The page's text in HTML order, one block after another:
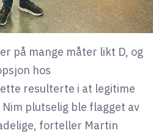
på mange måter likt D, og
hos
resulterte i at legitime
plutselig ble flagget av
forteller Martin
ukas koder
inn/ut
hobby